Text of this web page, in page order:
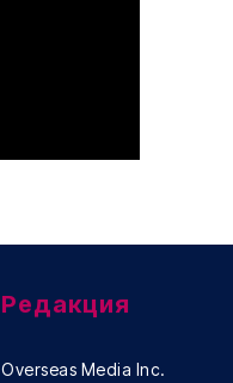
Редакция
Overseas Media Inc.